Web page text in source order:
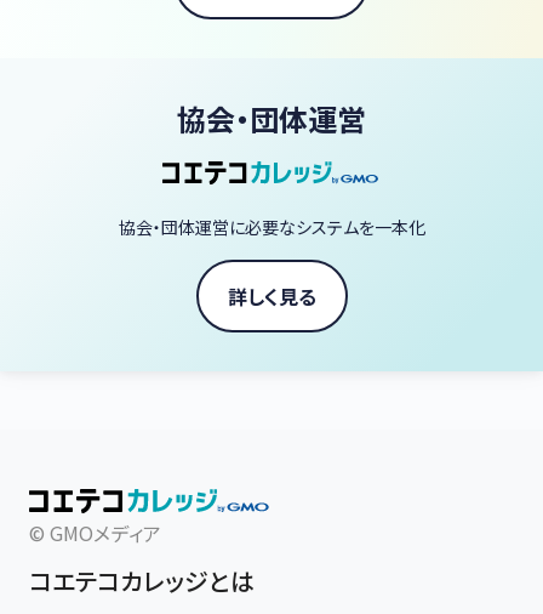
協会・団体運営
協会・団体運営に必要なシステムを一本化
詳しく見る
© GMOメディア
コエテコカレッジとは